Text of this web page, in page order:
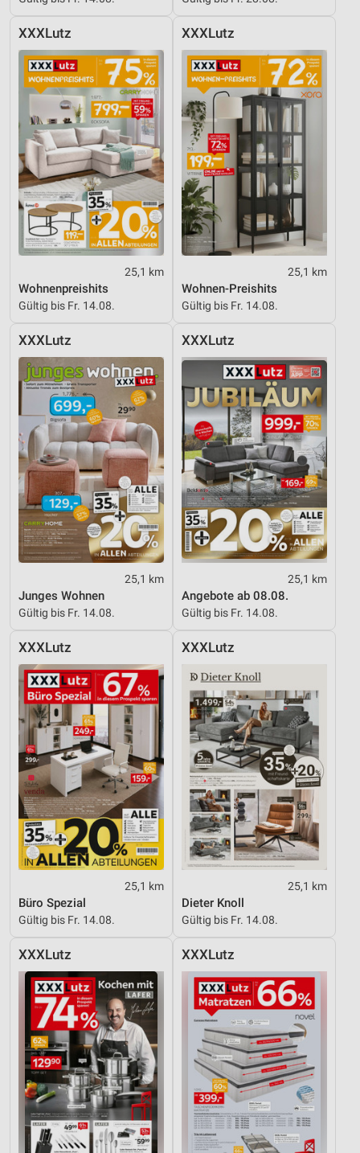
XXXLutz
25,1 km
Wohnenpreishits
Gültig bis Fr. 14.08.
XXXLutz
25,1 km
Wohnen-Preishits
Gültig bis Fr. 14.08.
XXXLutz
25,1 km
Junges Wohnen
Gültig bis Fr. 14.08.
XXXLutz
25,1 km
Angebote ab 08.08.
Gültig bis Fr. 14.08.
XXXLutz
25,1 km
Büro Spezial
Gültig bis Fr. 14.08.
XXXLutz
25,1 km
Dieter Knoll
Gültig bis Fr. 14.08.
XXXLutz XXXLutz